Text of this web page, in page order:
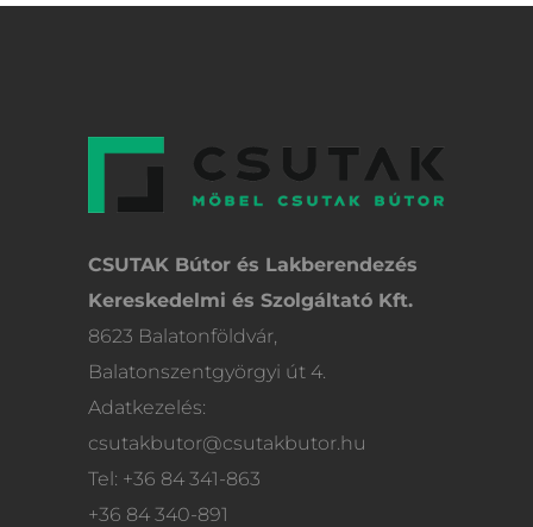
CSUTAK Bútor és Lakberendezés
Kereskedelmi és Szolgáltató Kft.
8623 Balatonföldvár,
Balatonszentgyörgyi út 4.
Adatkezelés:
csutakbutor@csutakbutor.hu
Tel: +36 84 341-863
+36 84 340-891